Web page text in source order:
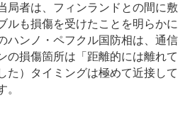
者は、フィンランドとの間に敷
ルも損傷を受けたことを明らかに
ハンノ・ペフクル国防相は、通信
の損傷箇所は「距離的には離れて
た）タイミングは極めて近接して
。